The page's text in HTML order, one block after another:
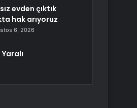
evden çıktık
hak arıyoruz
6, 2026